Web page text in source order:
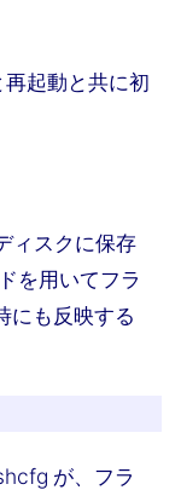
起動と共に初
ィスクに保存
を用いてフラ
にも反映する
が、フラ